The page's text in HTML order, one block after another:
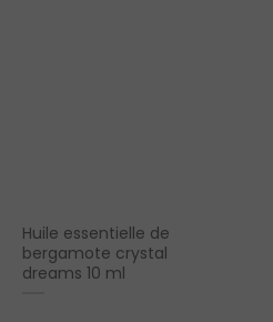
Huile essentielle de
bergamote crystal
dreams 10 ml